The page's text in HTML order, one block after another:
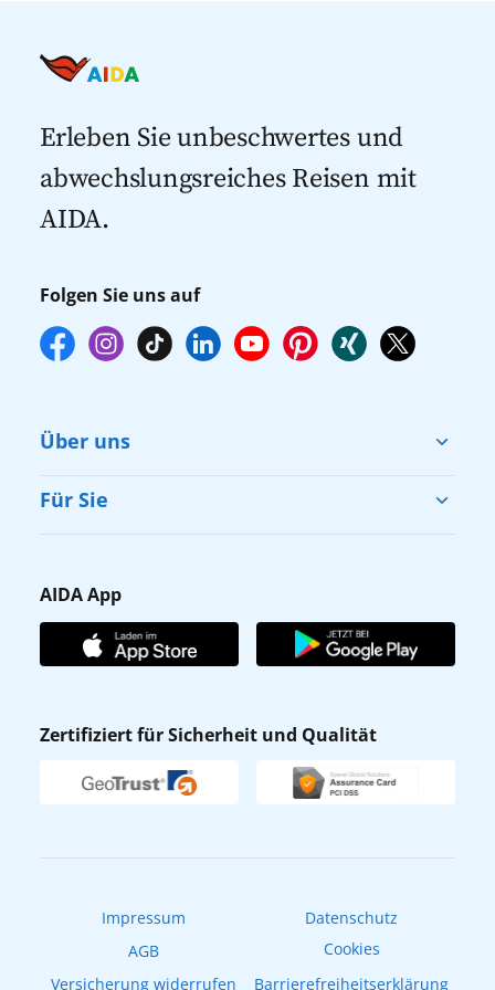
Kreuzfahrten nach Italien
Last Minute Kreuzfahrten
Kreuzfahrten mit Flug
Kreuzfahrten 2027
Erleben Sie unbeschwertes und
abwechslungsreiches Reisen mit
AIDA.
Folgen Sie uns auf
Über uns
Cruise & Help
Karriere
Affiliateprogramm
Verhaltens- & Ethikkodex
Newsletter
Für Sie
Gästefragebogen
AIDA Club
AIDA App
Zertifiziert für Sicherheit und Qualität
Impressum
Datenschutz
AGB
Cookies
Versicherung widerrufen
Barrierefreiheitserklärung